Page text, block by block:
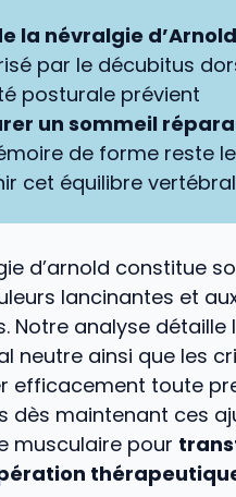
la névralgie
par le décubitus
posturale prévient
un sommeil
de forme reste
cet équilibre
d’arnold constitue
lancinantes et
Notre analyse détaille
neutre ainsi que les
efficacement toute
dès maintenant ces
musculaire pour